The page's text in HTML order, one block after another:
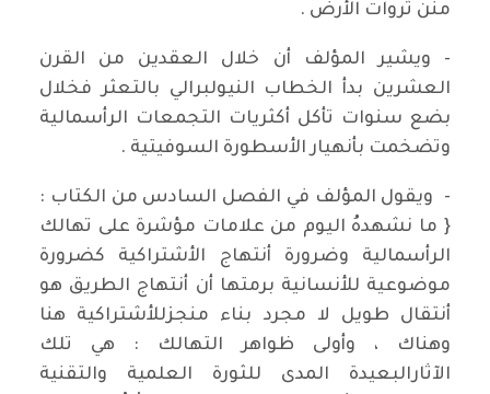
منن ثروات الأرض .
- ويشير المؤلف أن خلال العقدين من القرن
العشرين بدأ الخطاب النيولبرالي بالتعثر فخلال
بضع سنوات تأكل أكثريات التجمعات الرأسمالية
وتضخمت بأنهيار الأسطورة السوفيتية .
- ويقول المؤلف في الفصل السادس من الكتاب :
{ ما نشهدهُ اليوم من علامات مؤشرة على تهالك
الرأسمالية وضرورة أنتهاج الأشتراكية كضرورة
موضوعية للأنسانية برمتها أن أنتهاج الطريق هو
أنتقال طويل لا مجرد بناء منجزللأشتراكية هنا
وهناك ، وأولى ظواهر التهالك : هي تلك
الآثارالبعيدة المدى للثورة العلمية والتقنية